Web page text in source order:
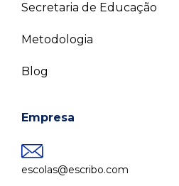
Secretaria de Educação
Metodologia
Blog
Empresa
escolas@escribo.com